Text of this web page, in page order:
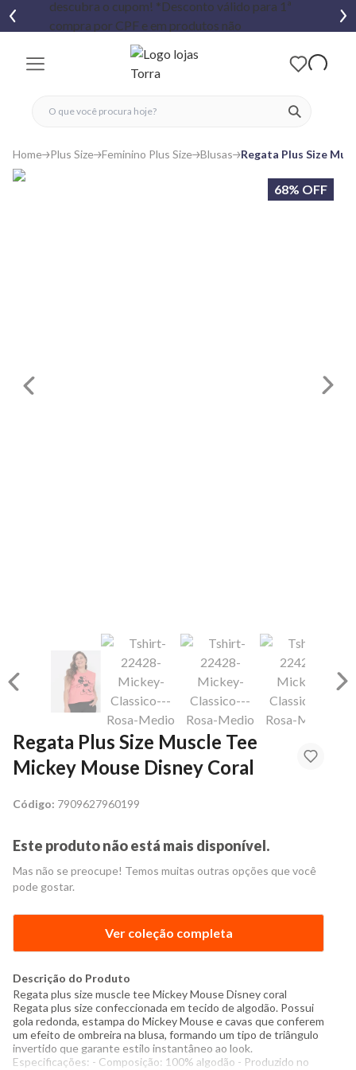
ver
fechar menu
fechar menu
favoritos
Home Plus Size Feminino Plus Size Blusas Regata Plus Size
68% OFF
Regata Plus Size Muscle Tee
Mickey Mouse Disney Coral
Código: 7909627960199
Este produto não está mais disponível.
Mas não se preocupe! Temos muitas outras opções que você
pode gostar.
Ver coleção completa
Descrição do Produto
Regata plus size muscle tee Mickey Mouse Disney coral
Regata plus size confeccionada em tecido de algodão. Possui
gola redonda, estampa do Mickey Mouse e cavas que conferem
um efeito de ombreira na blusa, formando um tipo de triângulo
invertido que garante estilo instantâneo ao look.
Especificações: - Composição: 100% algodão - Produzido no